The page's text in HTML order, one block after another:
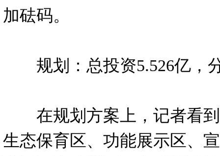
加砝码。
规划：总投资5.526亿，
在规划方案上，记者看到
生态保育区、功能展示区、